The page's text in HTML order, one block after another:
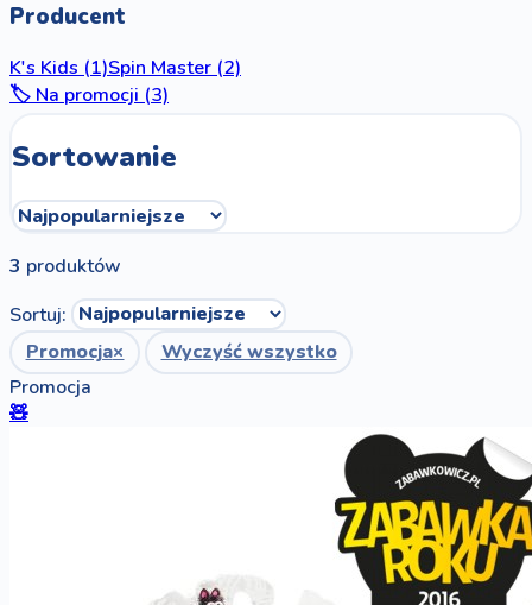
Producent
K's Kids (1)Spin Master (2)
🏷️ Na promocji (3)
Sortowanie
3 produktów
Sortuj:
Promocja×
Wyczyść wszystko
Promocja
🧸